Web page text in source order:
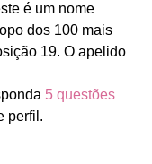
é um nome
dos 100 mais
19. O apelido
5 questões
perfil.